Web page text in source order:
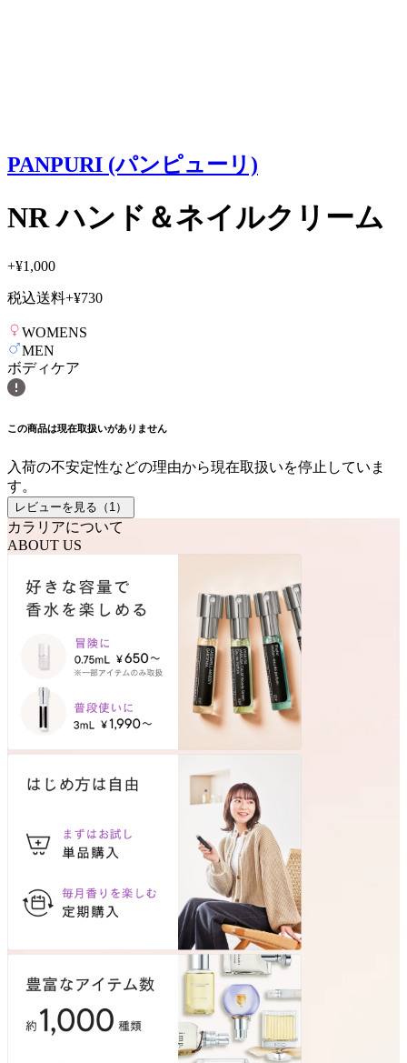
PANPURI (パンピューリ)
NR ハンド＆ネイルクリーム
+¥1,000
税込送料+¥730
WOMENS
MEN
ボディケア
この商品は現在取扱いがありません
入荷の不安定性などの理由から現在取扱いを停止していま
す。
レビューを見る（ 1 ）
カラリアについて
ABOUT US